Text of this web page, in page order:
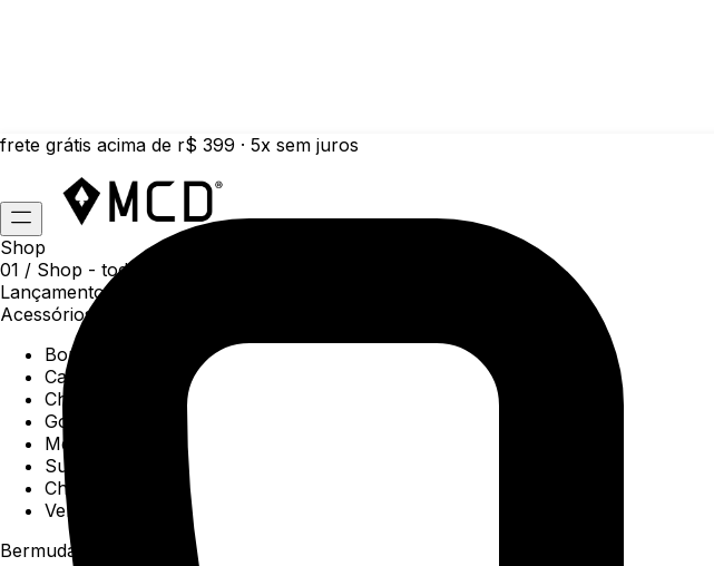
frete grátis acima de r$ 399 · 5x sem juros
Shop
01 / Shop - todas as categorias da coleção atual
Lançamentos da semana
Acessórios
Boné
Carteiras
Chaveiros
Gorros
Meias
Sunga
Chinelos
Ver todos
Bermudas